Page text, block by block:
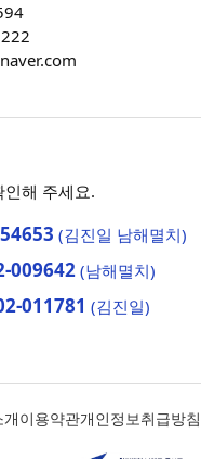
해 주세요.
(김진일 남해멸치)
009642 (남해멸치)
011781 (김진일)
이용약관개인정보취급방침